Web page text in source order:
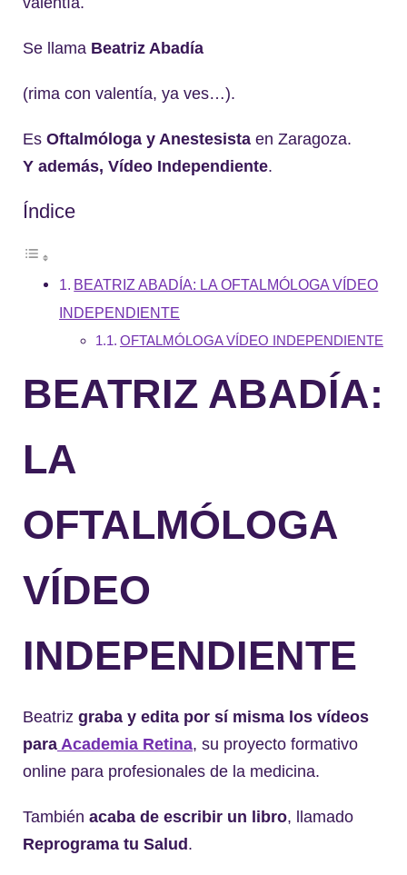
Se llama Beatriz Abadía
(rima con valentía, ya ves…).
Es Oftalmóloga y Anestesista en Zaragoza.
Y además, Vídeo Independiente.
Índice
BEATRIZ ABADÍA: LA OFTALMÓLOGA VÍDEO
INDEPENDIENTE
OFTALMÓLOGA VÍDEO INDEPENDIENTE
BEATRIZ ABADÍA:
LA
OFTALMÓLOGA
VÍDEO
INDEPENDIENTE
Beatriz graba y edita por sí misma los vídeos
para Academia Retina, su proyecto formativo
online para profesionales de la medicina.
También acaba de escribir un libro, llamado
Reprograma tu Salud.